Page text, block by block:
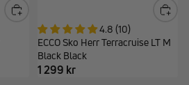
4.8 (10)
ECCO Sko Herr Terracruise LT M
Black Black
1 299 kr